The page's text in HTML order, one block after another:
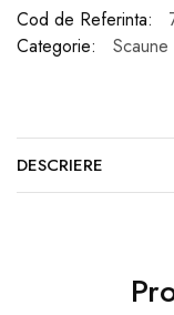
Cod de Referinta:
Categorie:
DESCRIERE